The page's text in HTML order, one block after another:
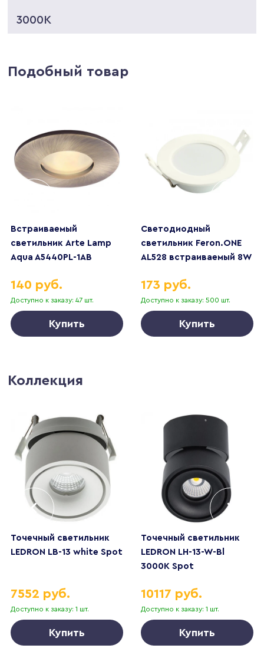
3000K
Подобный товар
Встраиваемый
светильник Arte Lamp
Aqua A5440PL-1AB
Доступно к заказу: 47 шт.
140 руб.
Купить
Светодиодный
светильник Feron.ONE
AL528 встраиваемый 8W
Доступно к заказу: 500 шт.
173 руб.
Купить
Коллекция
Точечный светильник
LEDRON LB-13 white Spot
Доступно к заказу: 1 шт.
7552 руб.
Купить
Точечный светильник
LEDRON LH-13-W-Bl
3000K Spot
Доступно к заказу: 1 шт.
10117 руб.
Купить